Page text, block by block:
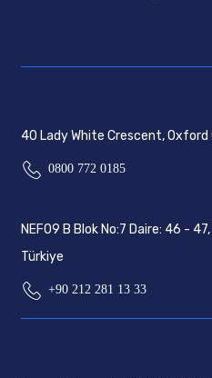
40 Lady White Crescent, Oxford
0800 772 0185
NEF09 B Blok No:7 Daire: 46 -
Türkiye
+90 212 281 13 33